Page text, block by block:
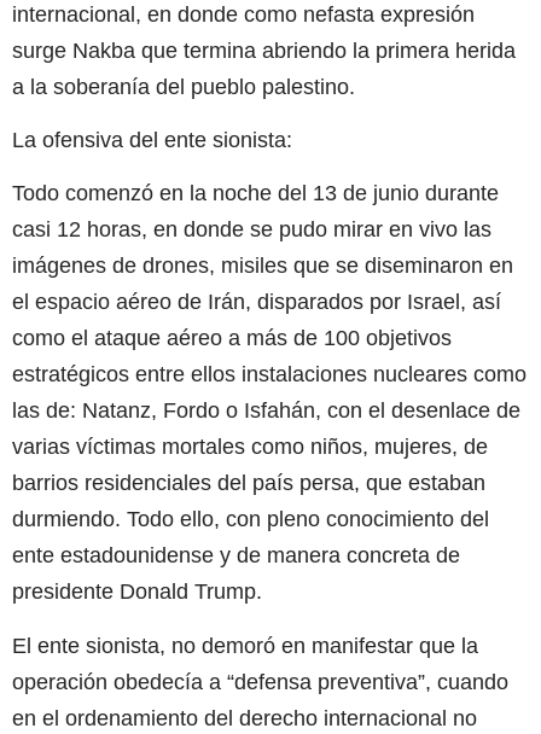
internacional, en donde como nefasta expresión
surge Nakba que termina abriendo la primera herida
a la soberanía del pueblo palestino.
La ofensiva del ente sionista:
Todo comenzó en la noche del 13 de junio durante
casi 12 horas, en donde se pudo mirar en vivo las
imágenes de drones, misiles que se diseminaron en
el espacio aéreo de Irán, disparados por Israel, así
como el ataque aéreo a más de 100 objetivos
estratégicos entre ellos instalaciones nucleares como
las de: Natanz, Fordo o Isfahán, con el desenlace de
varias víctimas mortales como niños, mujeres, de
barrios residenciales del país persa, que estaban
durmiendo. Todo ello, con pleno conocimiento del
ente estadounidense y de manera concreta de
presidente Donald Trump.
El ente sionista, no demoró en manifestar que la
operación obedecía a “defensa preventiva”, cuando
en el ordenamiento del derecho internacional no